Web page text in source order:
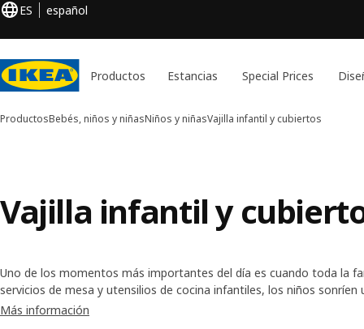
ES español
Productos Estancias Special Prices
ProductosBebés, niños y niñasNiños y niñasVajilla infantil y cubiertos
Vajilla infantil y
Uno de los momentos más importantes del día es cuando toda la
servicios de mesa y utensilios de cocina infantiles, los niños sonríen
alegres diseños infantiles de nuestros cubiertos y tazas. Además,
Más información